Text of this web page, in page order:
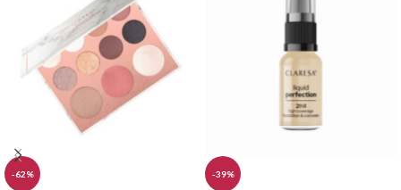
-62% -39%